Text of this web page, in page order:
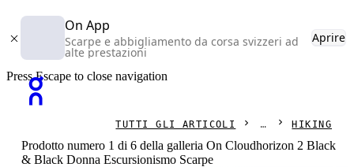
On App
Scarpe e abbigliamento da corsa svizzeri ad
alte prestazioni
Aprire
Press Escape to close navigation
TUTTI GLI ARTICOLI HIKING
Prodotto numero 1 di 6 della galleria On Cloudhorizon 2 Black
& Black Donna Escursionismo Scarpe